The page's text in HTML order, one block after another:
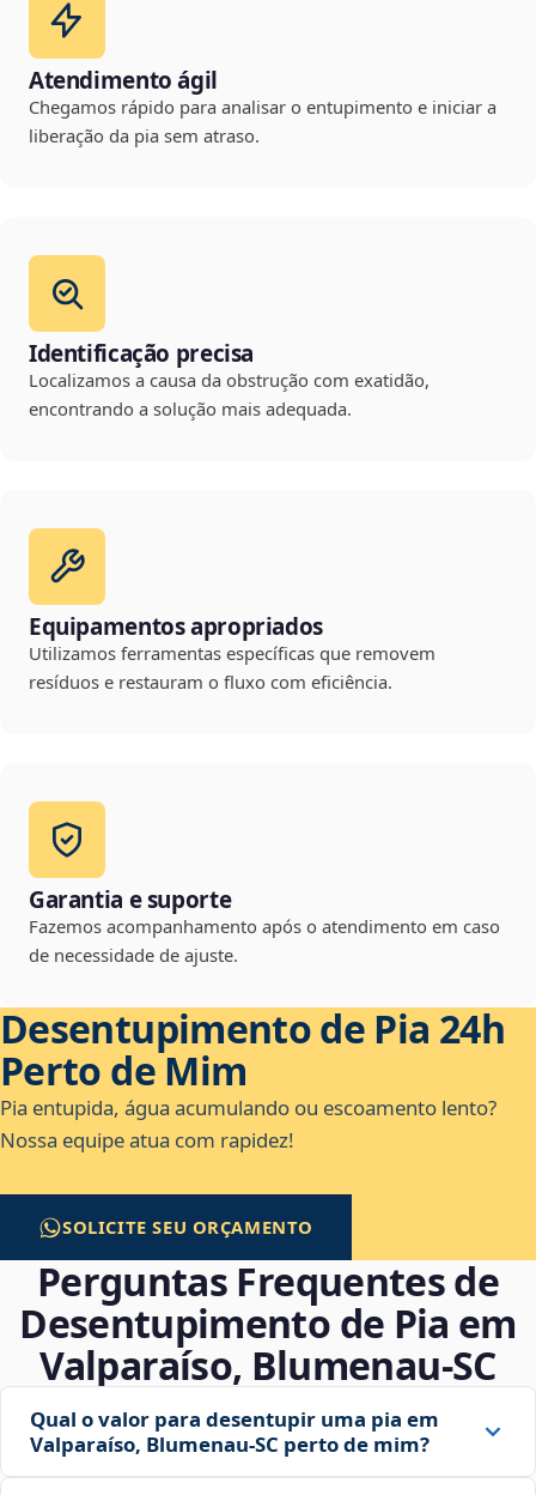
Atendimento ágil
Chegamos rápido para analisar o entupimento e iniciar a
liberação da pia sem atraso.
Identificação precisa
Localizamos a causa da obstrução com exatidão,
encontrando a solução mais adequada.
Equipamentos apropriados
Utilizamos ferramentas específicas que removem
resíduos e restauram o fluxo com eficiência.
Garantia e suporte
Fazemos acompanhamento após o atendimento em caso
de necessidade de ajuste.
Desentupimento de Pia 24h
Perto de Mim
Pia entupida, água acumulando ou escoamento lento?
Nossa equipe atua com rapidez!
SOLICITE SEU ORÇAMENTO
Perguntas Frequentes de
Desentupimento de Pia em
Valparaíso, Blumenau‑SC
Qual o valor para desentupir uma pia em
Valparaíso, Blumenau‑SC perto de mim?